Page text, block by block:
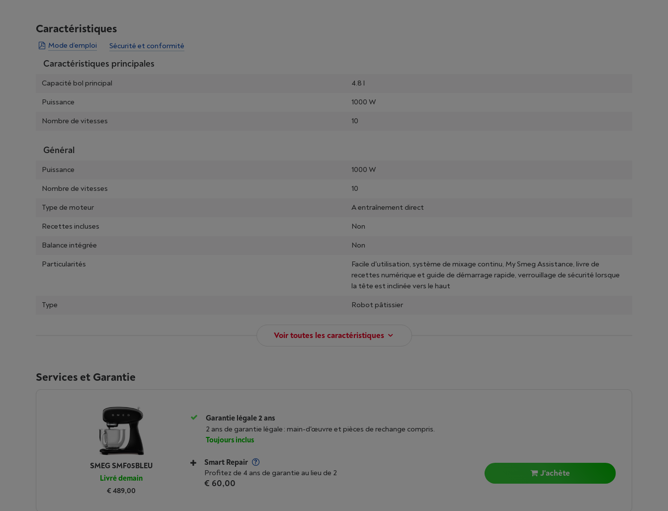
Caractéristiques
Mode d’emploi Sécurité et conformité
Caractéristiques principales
Capacité bol principal
4.8 l
Puissance
1000 W
Nombre de vitesses
10
Général
Puissance
1000 W
Nombre de vitesses
10
Type de moteur
A entraînement direct
Recettes incluses
Non
Balance intégrée
Non
Particularités
Facile d'utilisation, système de mixage continu, My Smeg Assistance, livre de
recettes numérique et guide de démarrage rapide, verrouillage de sécurité lorsque
la tête est inclinée vers le haut
Type
Robot pâtissier
Voir toutes les caractéristiques
Services et Garantie
SMEG SMF05BLEU
Livré demain
€ 489,00
Garantie légale 2 ans
2 ans de garantie légale : main-d'œuvre et pièces de rechange compris.
Toujours inclus
Smart Repair
Profitez de 4 ans de garantie au lieu de 2
€ 60,00
J'achète